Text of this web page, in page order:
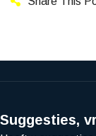
Suggesties,